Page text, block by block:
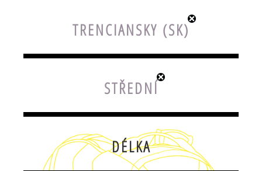
TRENCIANSKY (SK)
STŘEDNÍ
DÉLKA